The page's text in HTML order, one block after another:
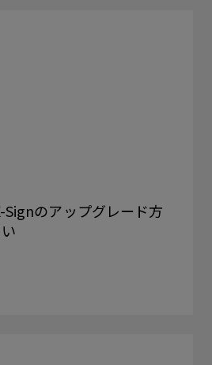
Signのアップグレード方